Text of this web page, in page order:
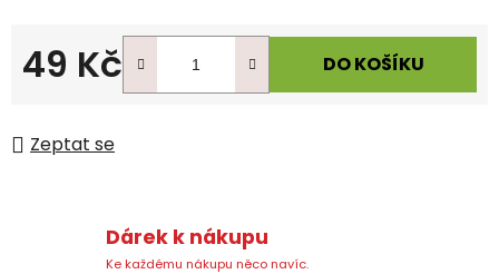
49 Kč
Měrná cena:
DO KOŠÍKU
Zeptat se
Dárek k nákupu
Ke každému nákupu něco navíc.